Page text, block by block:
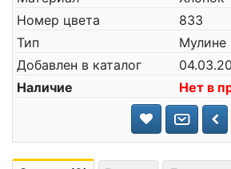
Номер цвета
833
Тип
Мулине
Добавлен в каталог
Наличие
Нет в